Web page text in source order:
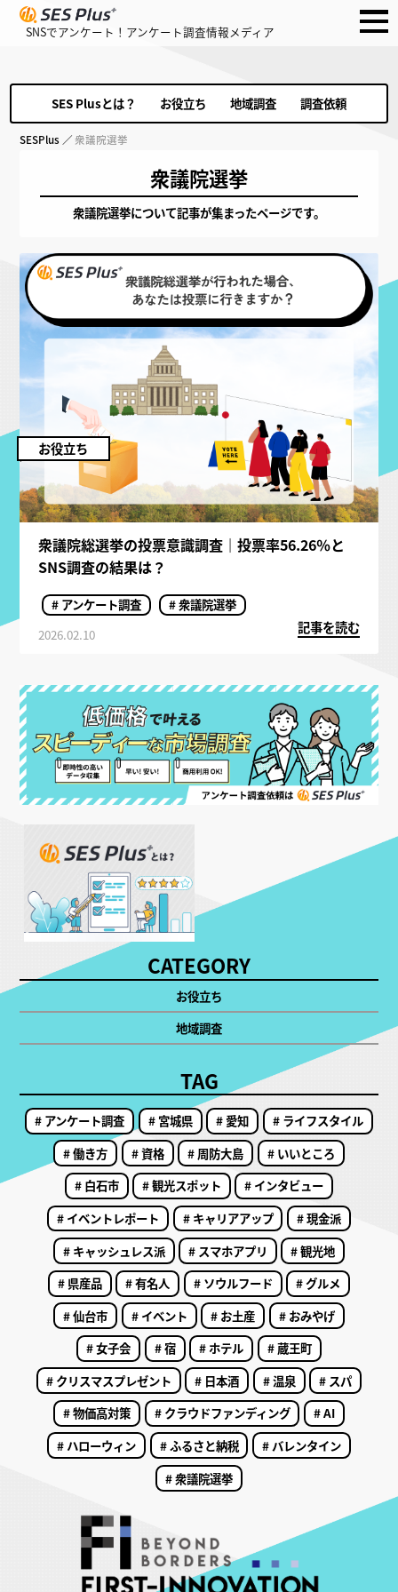
SNSでアンケート！アンケート調査情報メディア
SES Plusとは？ お役立ち 地域調査 調査依頼
SESPlus ／衆議院選挙
衆議院選挙
衆議院選挙について記事が集まったページです。
衆議院総選挙の投票意識調査｜投票率56.26％と
SNS調査の結果は？
# アンケート調査
# 衆議院選挙
2026.02.10
記事を読む
お役立ち
CATEGORY
お役立ち
地域調査
TAG
# アンケート調査 # 宮城県 # 愛知
# ライフスタイル
# 働き方
# 資格 # 周防大島
# いいところ
# 白石市
# 観光スポット
# インタビュー
# イベントレポート
# キャリアアップ
# 現金派
# キャッシュレス派
# スマホアプリ
# 観光地
# 県産品
# 有名人 # ソウルフード
# グルメ
# 仙台市
# イベント # お土産
# おみやげ
# 女子会
# 宿 # ホテル
# 蔵王町
# クリスマスプレゼント
# 日本酒 # 温泉
# スパ
# 物価高対策
# クラウドファンディング
# AI
# ハローウィン
# ふるさと納税
# バレンタイン
# 衆議院選挙